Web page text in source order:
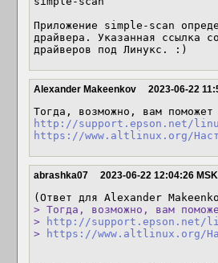
Приложение simple-scan
драйвера. Указанная ссылка
драйверов под Линукс. :)
Alexander Makeenkov 2023-06-22
http://support.epson.net/
https://www.altlinux.org/
abrashka07 2023-06-22 12:04:26 MSK
(Ответ для Alexander
> Тогда, возможно, вам
>
http://support.epson.net/
>
https://www.altlinux.org/